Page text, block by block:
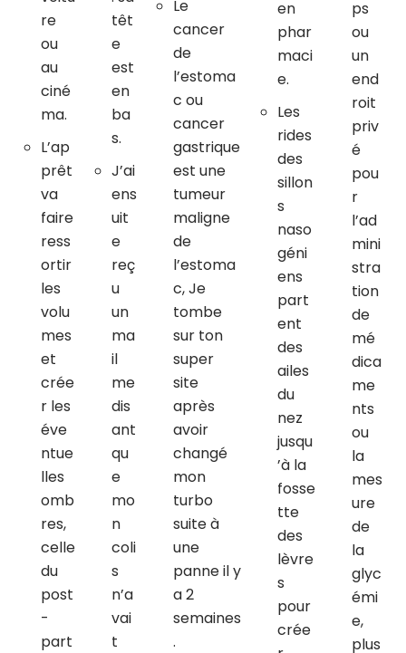
re
ou
au
ciné
ma.
L’ap
prêt
va
faire
ress
ortir
les
volu
mes
et
crée
r les
éve
ntue
lles
omb
res,
celle
du
post
-
part
têt
e
est
en
ba
s.
J’ai
ens
uit
e
reç
u
un
ma
il
me
dis
ant
qu
e
mo
n
coli
s
n’a
vai
t
Le
cancer
de
l’estoma
c ou
cancer
gastrique
est une
tumeur
maligne
de
l’estoma
c, Je
tombe
sur ton
super
site
après
avoir
changé
mon
turbo
suite à
une
panne il y
a 2
semaines
.
en
phar
maci
e.
Les
rides
des
sillon
s
naso
géni
ens
part
ent
des
ailes
du
nez
jusqu
’à la
fosse
tte
des
lèvre
s
pour
crée
ps
ou
un
end
roit
priv
é
pou
r
l’ad
mini
stra
tion
de
mé
dica
me
nts
ou
la
mes
ure
de
la
glyc
émi
e,
plus